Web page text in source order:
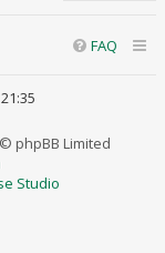
FAQ
phpBB Limited
Studio